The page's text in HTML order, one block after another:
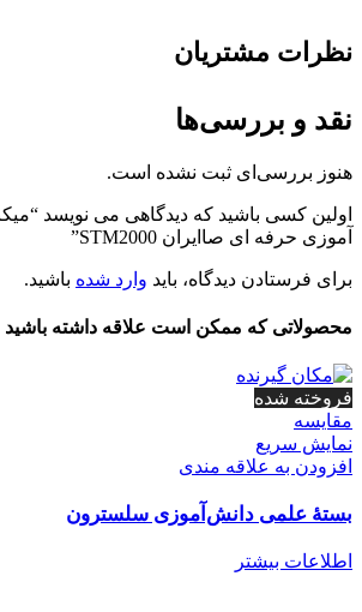
نظرات مشتریان
نقد و بررسی‌ها
هنوز بررسی‌ای ثبت نشده است.
اولین کسی باشید که دیدگاهی می نویسد
آموزی حرفه ای صاایران STM2000”
برای فرستادن دیدگاه، باید وارد شده باشید.
محصولاتی که ممکن است علاقه داشته باشید
فروخته شده
مقايسه
نمایش سریع
افزودن به علاقه مندی
بستۀ علمی دانش‌آموزی سلسترون
اطلاعات بیشتر